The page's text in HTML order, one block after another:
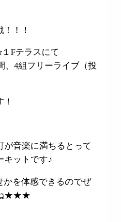
！！
１Fテラスにて
、4組フリーライブ（投
が音楽に満ちるとって
キットです♪
かを体感できるのでぜ
ね★★★